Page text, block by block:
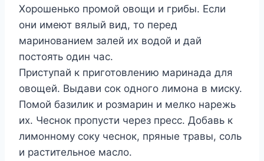
Хорошенько промой овощи и грибы. Если
они имеют вялый вид, то перед
маринованием залей их водой и дай
постоять один час.
Приступай к приготовлению маринада для
овощей. Выдави сок одного лимона в миску.
Помой базилик и розмарин и мелко нарежь
их. Чеснок пропусти через пресс. Добавь к
лимонному соку чеснок, пряные травы, соль
и растительное масло.